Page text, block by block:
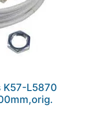
K57-L5870